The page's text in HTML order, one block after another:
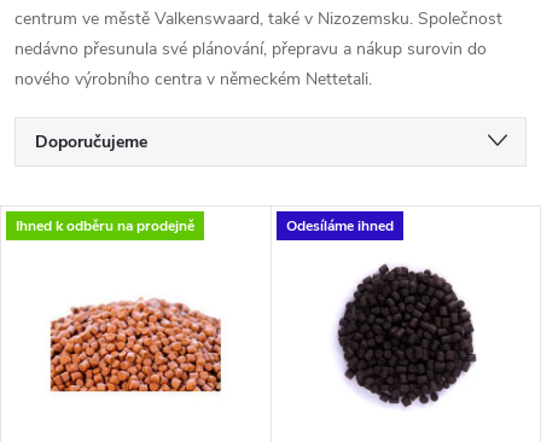
centrum ve městě Valkenswaard, také v Nizozemsku. Společnost
nedávno přesunula své plánování, přepravu a nákup surovin do
nového výrobního centra v německém Nettetali.
Ř
a
Doporučujeme
Nejdražší
Abecedně
V
Ihned k odběru na prodejně Odesíláme ihned